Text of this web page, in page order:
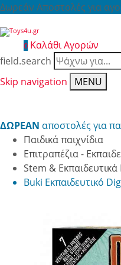
Δωρεάν Αποστολές για
0 Καλάθι Αγορών
field.search
Skip navigation
MENU
ΔΩΡΕΑΝ αποστολές για
Παιδικά παιχνίδια
Επιτραπέζια -
Stem & Εκπαιδευτικά
Buki Εκπαιδευτικό